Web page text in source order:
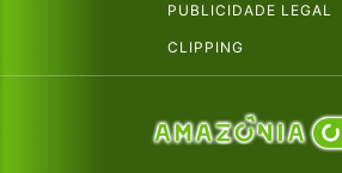
PUBLICIDADE LEGAL
CLIPPING